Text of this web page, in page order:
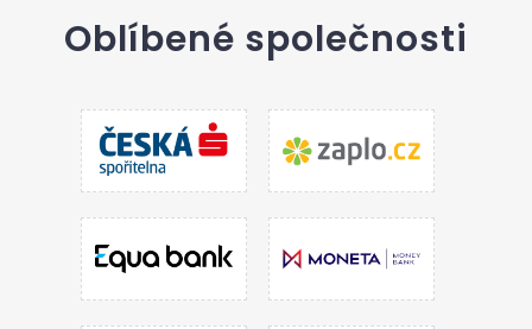
Oblíbené společnosti